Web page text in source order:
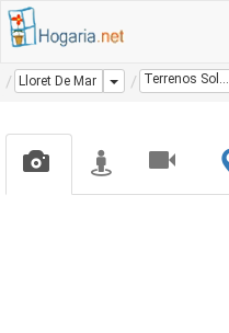
Lloret De Mar Dropdown Terrenos Solares